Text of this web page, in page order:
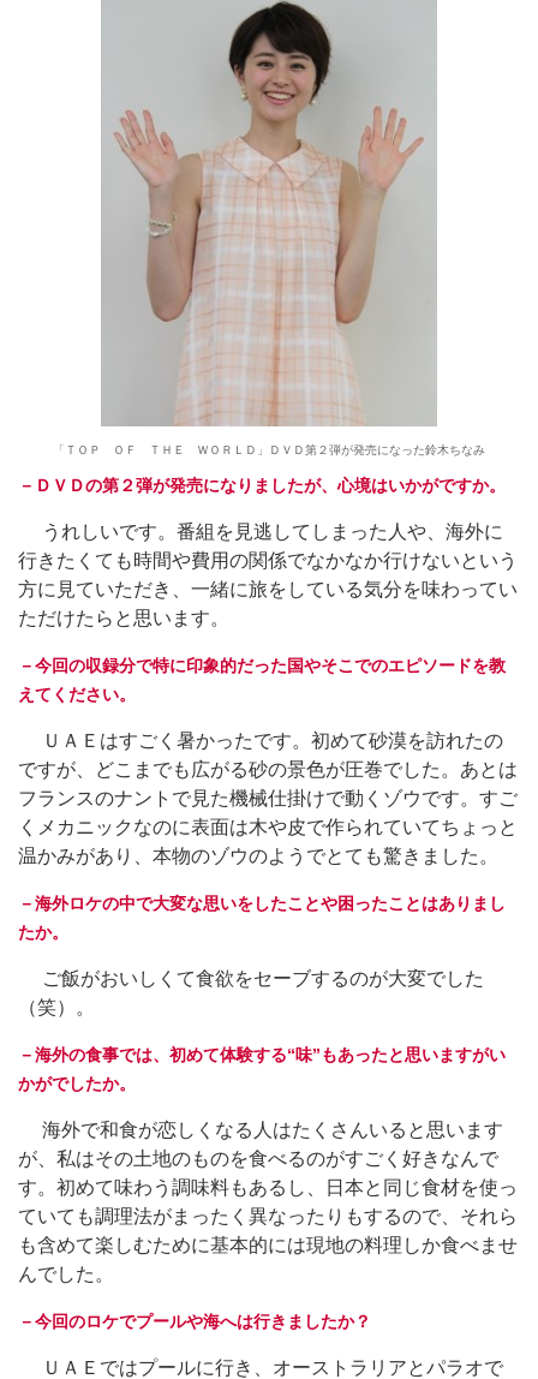
「ＴＯＰ ＯＦ ＴＨＥ ＷＯＲＬＤ」ＤＶＤ第２弾が発売になった鈴木ちなみ
－ＤＶＤの第２弾が発売になりましたが、心境はいかがですか。
うれしいです。番組を見逃してしまった人や、海外に
行きたくても時間や費用の関係でなかなか行けないという
方に見ていただき、一緒に旅をしている気分を味わってい
ただけたらと思います。
－今回の収録分で特に印象的だった国やそこでのエピソードを教
えてください。
ＵＡＥはすごく暑かったです。初めて砂漠を訪れたの
ですが、どこまでも広がる砂の景色が圧巻でした。あとは
フランスのナントで見た機械仕掛けで動くゾウです。すご
くメカニックなのに表面は木や皮で作られていてちょっと
温かみがあり、本物のゾウのようでとても驚きました。
－海外ロケの中で大変な思いをしたことや困ったことはありまし
たか。
ご飯がおいしくて食欲をセーブするのが大変でした
（笑）。
－海外の食事では、初めて体験する“味”もあったと思いますがい
かがでしたか。
海外で和食が恋しくなる人はたくさんいると思います
が、私はその土地のものを食べるのがすごく好きなんで
す。初めて味わう調味料もあるし、日本と同じ食材を使っ
ていても調理法がまったく異なったりもするので、それら
も含めて楽しむために基本的には現地の料理しか食べませ
んでした。
－今回のロケでプールや海へは行きましたか？
ＵＡＥではプールに行き、オーストラリアとパラオで